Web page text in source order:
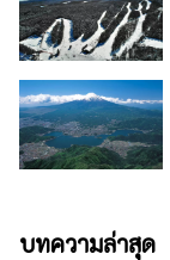
บทความล่าสุด